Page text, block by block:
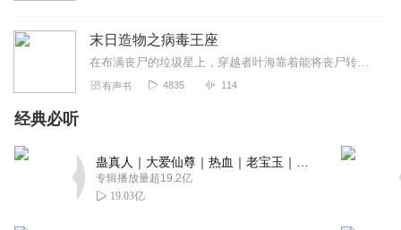
内容与书名“造物主”毫无相干全程都是在赶鸭子式的被逼着
去变强，到结局都还在被追杀
2022-08-04
泾渭分明歌
能不能将标题和内容同步呀！听着就难受、别扭。
回复 2022-02-20
末日造物之病毒王座
在布满丧尸的垃圾星上，穿越者叶海靠着能将丧尸转化为能源的生物能源转换技术，以及包含“保护伞”全套病毒技术的基因工程系统，成了普拉提黑市的禁忌人物。他开着用丧...
有声书 4835 114
经典必听
专辑播放量超19.2亿
19.03亿